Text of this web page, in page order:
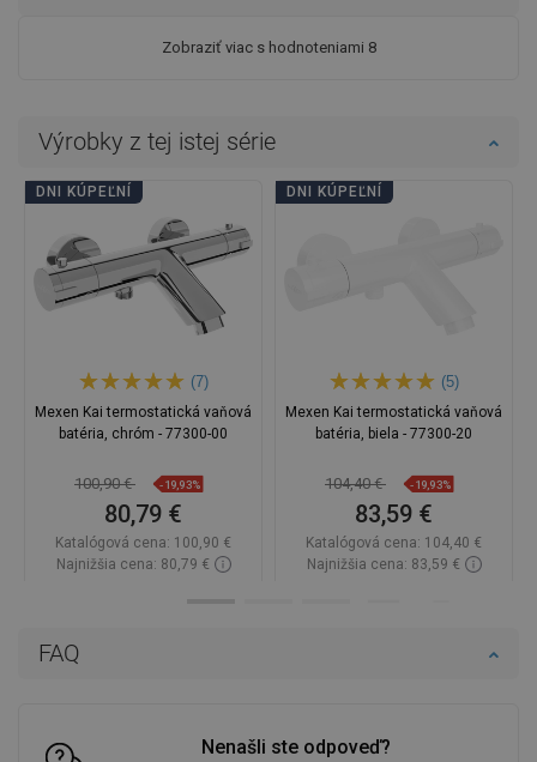
FAQ
Nenašli ste odpoveď?
Zobraziť viac s hodnoteniami 8
Výrobky z tej istej série
DNI KÚPEĽNÍ
(7)
Mexen Kai termostatická vaňová
batéria, chróm - 77300-00
100,90 € -19,93%
80,79 €
Katalógová cena: 100,90 €
Najnižšia cena: 80,79 €
DNI KÚPEĽNÍ
(5)
Mexen Kai termostatická vaňová
batéria, biela - 77300-20
104,40 € -19,93%
83,59 €
Katalógová cena: 104,40 €
Najnižšia cena: 83,59 €